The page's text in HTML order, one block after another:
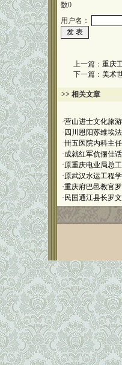
数0
用户名：
上一篇： 重庆
下一篇： 美术
>> 相关文章
·营山进士文化旅
· 四川恩阳苏维埃
·卌五医院内科主
·成就红军伉俪佳
·原重庆电业局总
·原武汉水运工程
·重庆府巴邑教官
· 民国通江县长罗